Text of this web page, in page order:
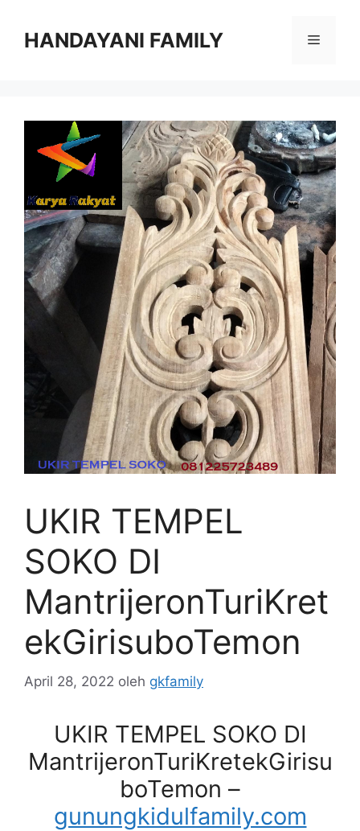
HANDAYANI FAMILY Menu
UKIR TEMPEL
SOKO DI
MantrijeronTuriKret
ekGirisuboTemon
April 28, 2022 oleh gkfamily
UKIR TEMPEL SOKO DI
MantrijeronTuriKretekGirisu
boTemon –
gunungkidulfamily.com